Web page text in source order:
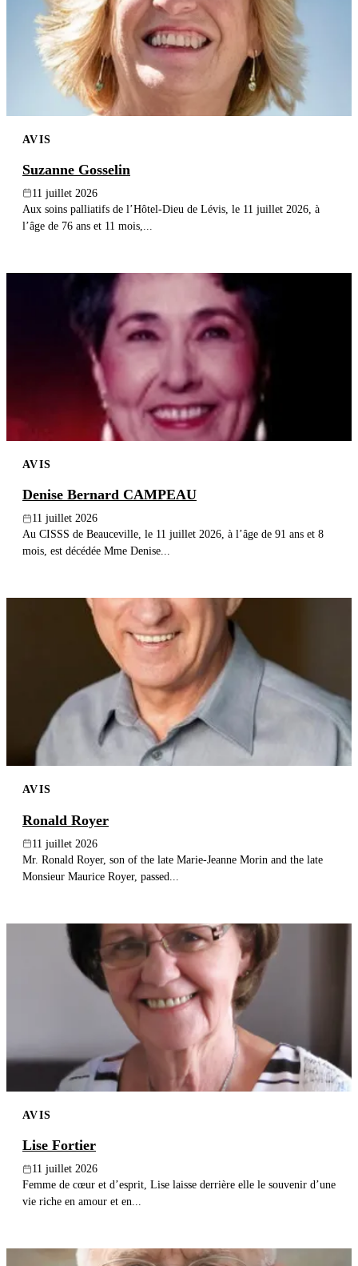
AVIS
Suzanne Gosselin
11 juillet 2026
Aux soins palliatifs de l’Hôtel-Dieu de Lévis, le 11 juillet 2026, à
l’âge de 76 ans et 11 mois,...
AVIS
Denise Bernard CAMPEAU
11 juillet 2026
Au CISSS de Beauceville, le 11 juillet 2026, à l’âge de 91 ans et 8
mois, est décédée Mme Denise...
AVIS
Ronald Royer
11 juillet 2026
Mr. Ronald Royer, son of the late Marie-Jeanne Morin and the late
Monsieur Maurice Royer, passed...
AVIS
Lise Fortier
11 juillet 2026
Femme de cœur et d’esprit, Lise laisse derrière elle le souvenir d’une
vie riche en amour et en...